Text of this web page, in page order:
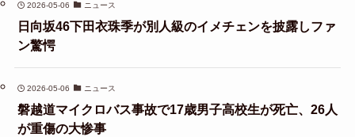
2026-05-06 ニュース
日向坂46下田衣珠季が別人級のイメチェンを披露しファ
ン驚愕
2026-05-06 ニュース
磐越道マイクロバス事故で17歳男子高校生が死亡、26人
が重傷の大惨事